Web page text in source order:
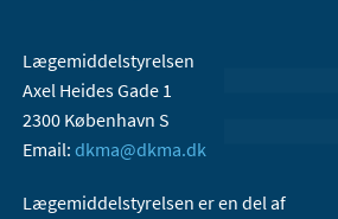
Lægemiddelstyrelsen
Axel Heides Gade 1
2300 København S
Email: dkma@dkma.dk
Lægemiddelstyrelsen er en del af